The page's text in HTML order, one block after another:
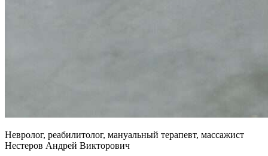
Невролог, реабилитолог, мануальный терапевт, массажист
Нестеров Андрей Викторович